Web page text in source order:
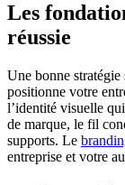
Les
réussie
Une bonne
positionne votre
l’identité visuelle
de marque, le fil
supports. Le
entreprise et votre